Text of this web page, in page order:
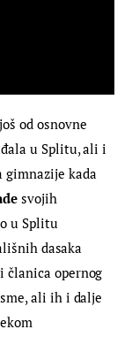
još od osnovne
u Splitu, ali i
gimnazije kada
svojih
u Splitu
dasaka
članica opernog
ali ih i dalje